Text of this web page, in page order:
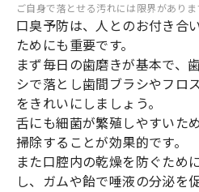
ご自身で落とせる汚れには限界がありま
口臭予防は、人とのお付き合
ためにも重要です。
まず毎日の歯磨きが基本で、
シで落とし歯間ブラシやフロ
をきれいにしましょう。
舌にも細菌が繁殖しやすいた
掃除することが効果的です。
また口腔内の乾燥を防ぐため
し、ガムや飴で唾液の分泌を